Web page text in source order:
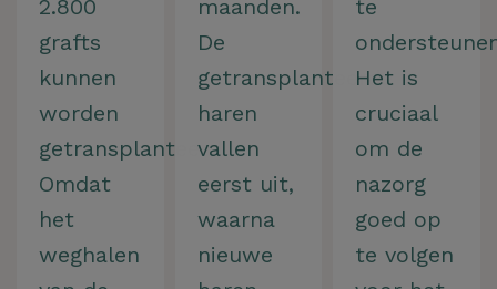
2.800
grafts
kunnen
worden
getransplanteerd.
Omdat
het
weghalen
maanden.
De
getransplanteerde
haren
vallen
eerst uit,
waarna
nieuwe
te
Het is
cruciaal
om de
nazorg
goed op
te volgen